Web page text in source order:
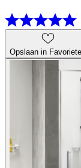
Opslaan in